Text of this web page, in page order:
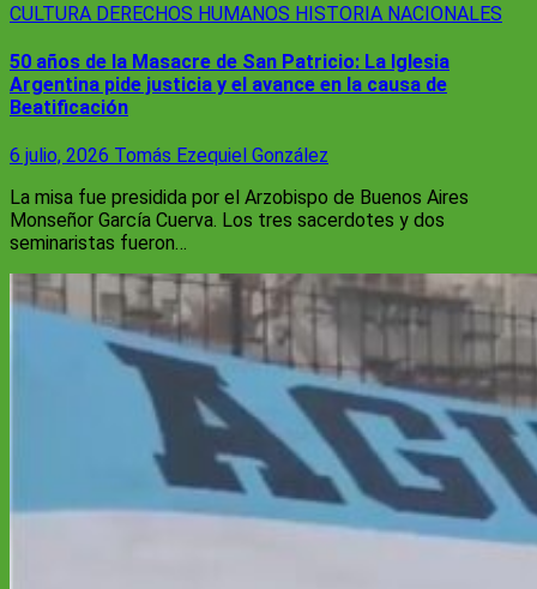
CULTURA DERECHOS HUMANOS HISTORIA NACIONALES
50 años de la Masacre de San Patricio: La Iglesia
Argentina pide justicia y el avance en la causa de
Beatificación
6 julio, 2026 Tomás Ezequiel González
La misa fue presidida por el Arzobispo de Buenos Aires
Monseñor García Cuerva. Los tres sacerdotes y dos
seminaristas fueron…